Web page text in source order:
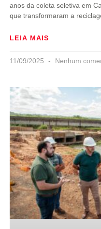
anos da coleta seletiva em
que transformaram a
LEIA MAIS
11/09/2025 Nenhum